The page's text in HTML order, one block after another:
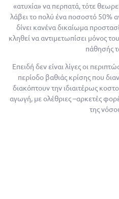
«ατυχία» να περπατά, τότε
λάβει το πολύ ένα ποσοστό 50%
δίνει κανένα δικαίωμα
κληθεί να αντιμετωπίσει μόνος
πάθησής
Επειδή δεν είναι λίγες οι
περίοδο βαθιάς κρίσης που
διακόπτουν την ιδιαιτέρως
αγωγή, με ολέθριες –αρκετές
της